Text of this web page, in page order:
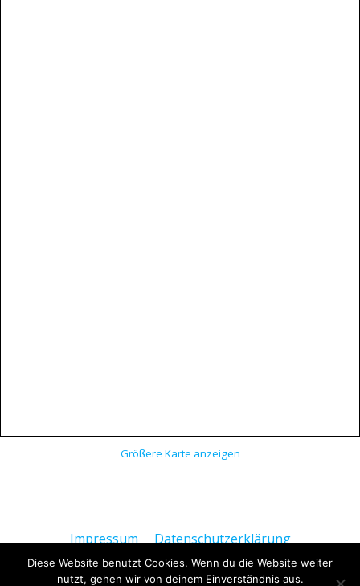
Größere Karte anzeigen
Impressum
Datenschutzerklärung
Haftungsausschluss
Diese Website benutzt Cookies. Wenn du die Website weiter
nutzt, gehen wir von deinem Einverständnis aus.